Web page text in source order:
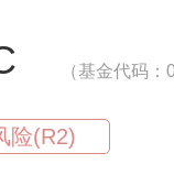
（基金代码：
险(R2)